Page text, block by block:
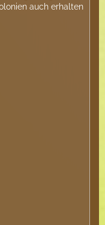
auch erhalten